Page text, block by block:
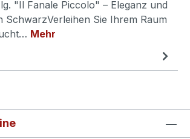
"Il Fanale Piccolo" – Eleganz und
SchwarzVerleihen Sie Ihrem Raum
Mehr